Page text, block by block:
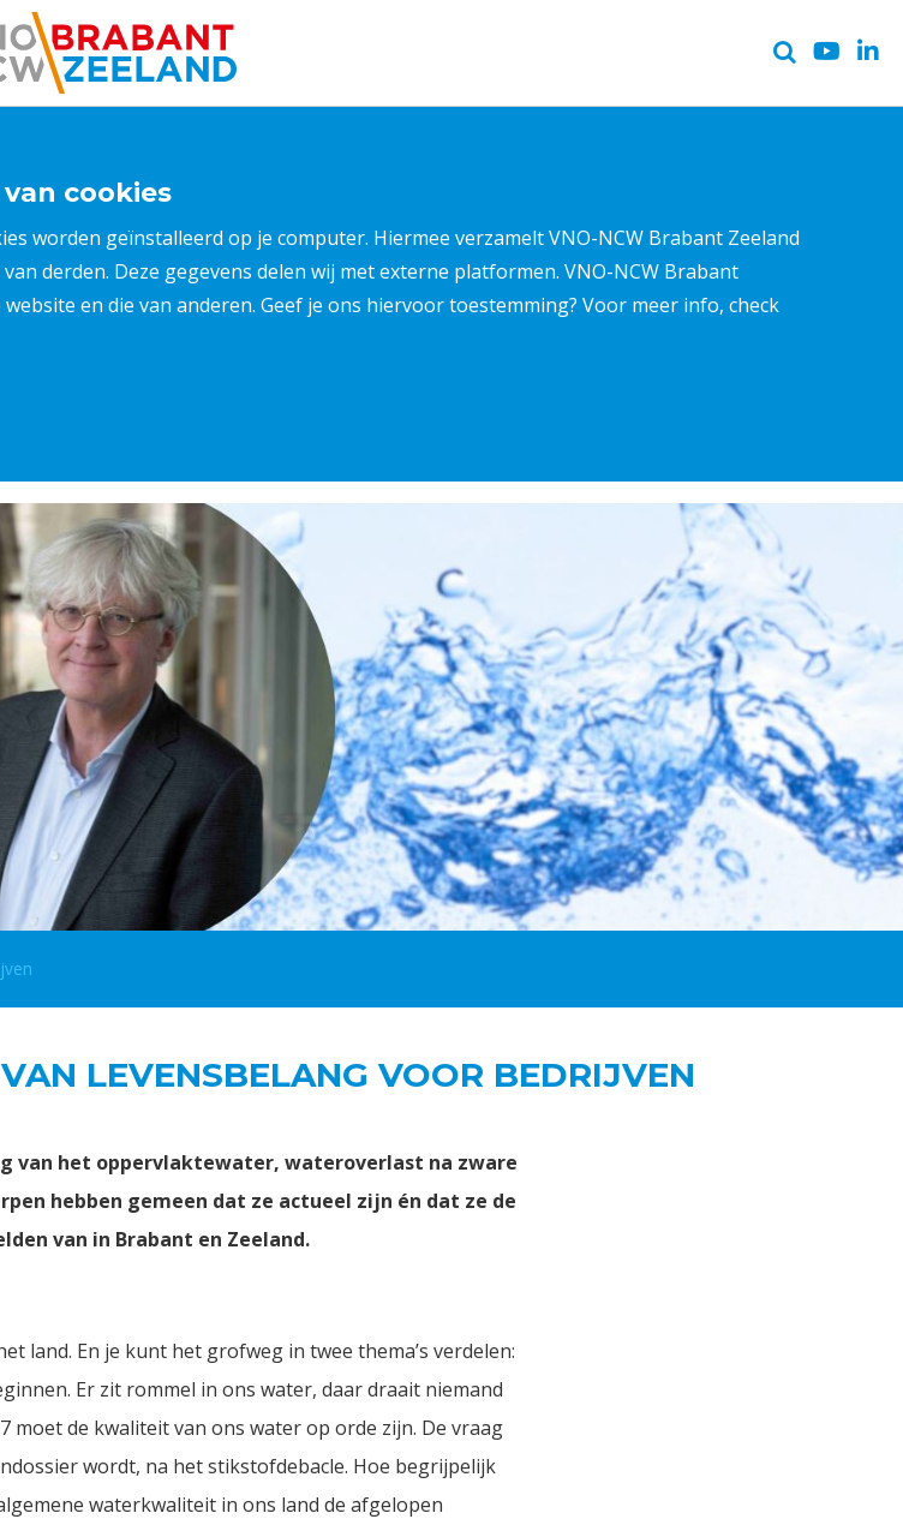
cookies
worden geïnstalleerd op je computer. Hiermee verzamelt VNO-NCW Brabant Zeeland
derden. Deze gegevens delen wij met externe platformen. VNO-NCW Brabant
en die van anderen. Geef je ons hiervoor toestemming? Voor meer info, check
LEVENSBELANG VOOR BEDRIJVEN
van het oppervlaktewater, wateroverlast na zware
hebben gemeen dat ze actueel zijn én dat ze de
van in Brabant en Zeeland.
land. En je kunt het grofweg in twee thema’s verdelen:
Er zit rommel in ons water, daar draait niemand
moet de kwaliteit van ons water op orde zijn. De vraag
wordt, na het stikstofdebacle. Hoe begrijpelijk
waterkwaliteit in ons land de afgelopen